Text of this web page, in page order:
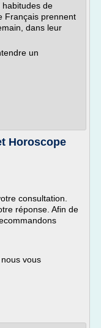
de
Français prennent
dans leur
un
Horoscope
consultation.
réponse. Afin de
vous